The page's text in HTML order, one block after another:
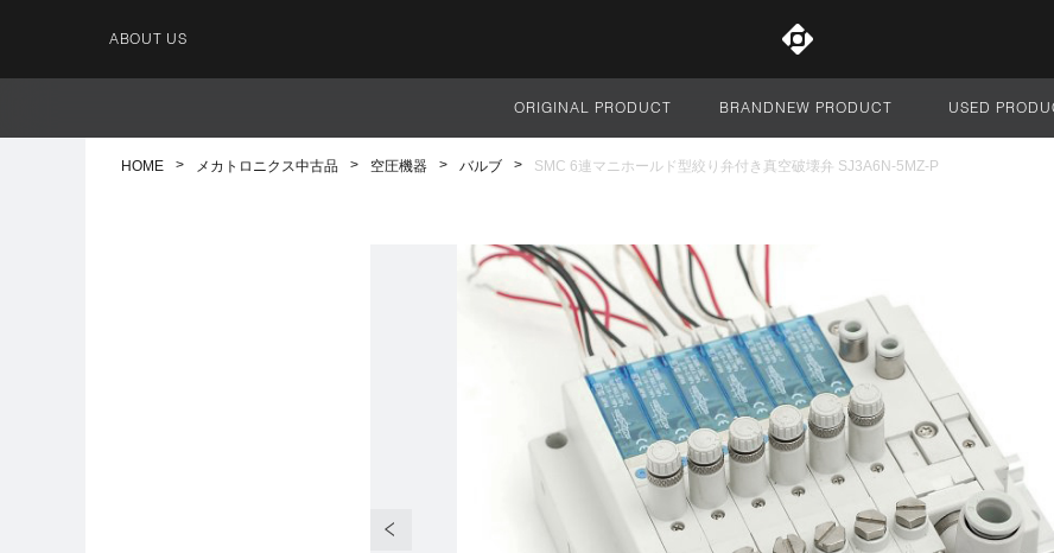
ABOUT US
サイト全体
ORIGINAL PRODUCT BRANDNEW PRODUCT USED
HOME メカトロニクス中古品 空圧機器 バルブ SMC 6連マニホールド型絞り弁付き真空破壊弁 SJ3A6N-5MZ-P